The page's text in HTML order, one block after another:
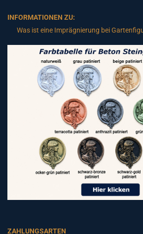
INFORMATIONEN ZU:
Was ist eine Imprägnierung bei
ZAHLUNGSARTEN